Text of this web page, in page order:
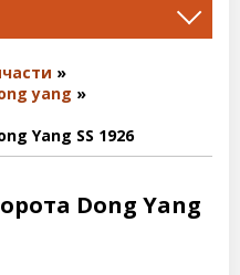
yang
Yang SS 1926
Dong Yang